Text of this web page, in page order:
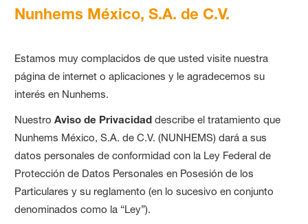
Nunhems México, S.A. de C.V.
Estamos muy complacidos de que usted visite nuestra
página de internet o aplicaciones y le agradecemos su
interés en Nunhems.
NuestroAviso de Privacidad describe el tratamiento que
Nunhems México, S.A. de C.V. (NUNHEMS) dará a sus
datos personales de conformidad con la Ley Federal de
Protección de Datos Personales en Posesión de los
Particulares y su reglamento (en lo sucesivo en conjunto
denominados como la “Ley”).